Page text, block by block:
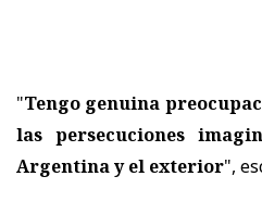
"Tengo genuina
las persecuciones
Argentina y el exterior",